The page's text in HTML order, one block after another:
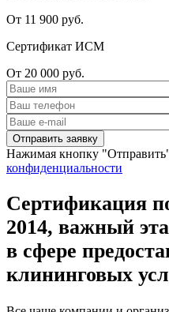
От 11 900 руб.
Сертификат ИСМ
От 20 000 руб.
Нажимая кнопку
конфиденциальности
Сертификация
2014, важный
в сфере
клининговых